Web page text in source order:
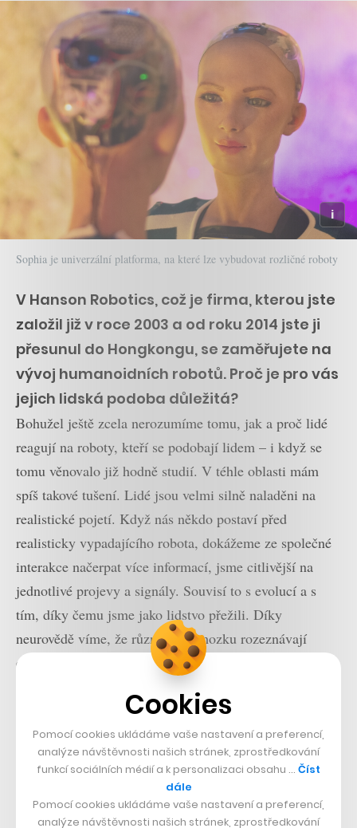
Sophia je univerzální platforma, na které lze vybudovat rozličné roboty
V Hanson Robotics, což je firma, kterou jste
založil již v roce 2003 a od roku 2014 jste ji
přesunul do Hongkongu, se zaměřujete na
vývoj humanoidních robotů. Proč je pro vás
jejich lidská podoba důležitá?
Bohužel ještě zcela nerozumíme tomu, jak a proč lidé
reagují na roboty, kteří se podobají lidem – i když se
tomu věnovalo již hodně studií. V téhle oblasti mám
spíš takové tušení. Lidé jsou velmi silně naladěni na
realistické pojetí. Když nás někdo postaví před
realisticky vypadajícího robota, dokážeme ze společné
interakce načerpat více informací, jsme citlivější na
jednotlivé projevy a signály. Souvisí to s evolucí a s
tím, díky čemu jsme jako lidstvo přežili. Díky
neurovědě víme, že různé části mozku rozeznávají
emoce, výrazy lidského obličeje, vzezření postavy. A
tohle rozpoznávání si osvojujeme už jako děti, když se
dostáváme do prvního kontaktu s lidmi, kteří o nás
pečují. Proto jsme tak citliví na realistické pojetí, a to i
přes to, že historicky přicházíme do kontaktu s
rozličnými vyobrazeními lidské postavy.
V současnosti je váš nejznámější robot
Cookies
Pomocí cookies ukládáme vaše nastavení a preferencí,
analýze návštěvnosti našich stránek, zprostředkování
funkcí sociálních médií a k personalizaci obsahu … Číst
dále
Pomocí cookies ukládáme vaše nastavení a preferencí,
analýze návštěvnosti našich stránek, zprostředkování